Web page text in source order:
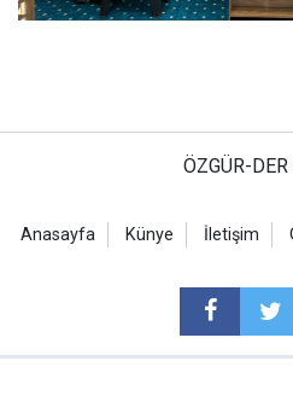
ÖZGÜR-
Anasayfa Künye İletişim